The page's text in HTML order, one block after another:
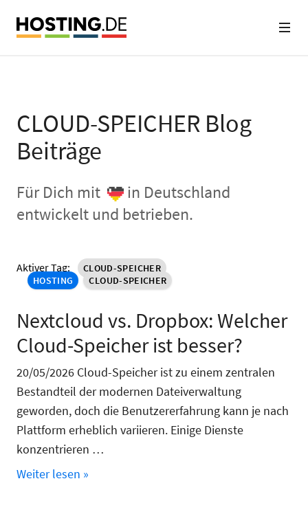
CLOUD-SPEICHER Blog
Beiträge
Für Dich mit
in Deutschland
entwickelt und betrieben.
Aktiver Tag:
CLOUD-SPEICHER
HOSTING
CLOUD-SPEICHER
Nextcloud vs. Dropbox: Welcher
Cloud-Speicher ist besser?
20/05/2026 Cloud-Speicher ist zu einem zentralen
Bestandteil der modernen Dateiverwaltung
geworden, doch die Benutzererfahrung kann je nach
Plattform erheblich variieren. Einige Dienste
konzentrieren …
Weiter lesen »